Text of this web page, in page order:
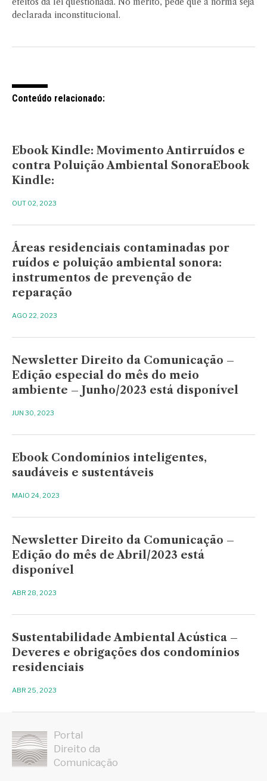
declarada inconstitucional.
Conteúdo relacionado:
Ebook Kindle: Movimento Antirruídos e
contra Poluição Ambiental SonoraEbook
Kindle:
OUT 02, 2023
Áreas residenciais contaminadas por
ruídos e poluição ambiental sonora:
instrumentos de prevenção de
reparação
AGO 22, 2023
Newsletter Direito da Comunicação –
Edição especial do mês do meio
ambiente – Junho/2023 está disponível
JUN 30, 2023
Ebook Condomínios inteligentes,
saudáveis e sustentáveis
MAIO 24, 2023
Newsletter Direito da Comunicação –
Edição do mês de Abril/2023 está
disponível
ABR 28, 2023
Sustentabilidade Ambiental Acústica –
Deveres e obrigações dos condomínios
residenciais
ABR 25, 2023
Portal
Direito da
Comunicação